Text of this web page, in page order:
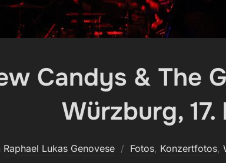
Candys & The
Würzburg,
Raphael Lukas Genovese Fotos, Konzertfotos,